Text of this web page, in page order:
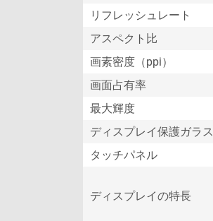
リフレッシュレート
アスペクト比
画素密度（ppi）
画面占有率
最大輝度
ディスプレイ保護ガラス
タッチパネル
ディスプレイの特長